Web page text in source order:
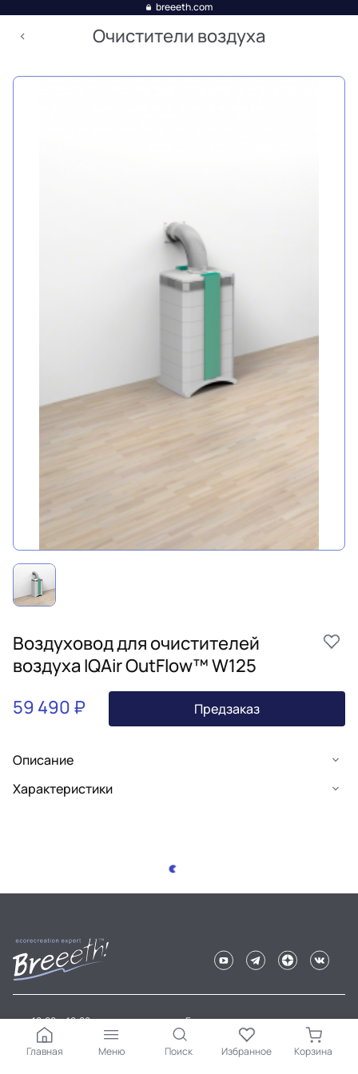
breeeth.com
Очистители воздуха
Воздуховод для очистителей
воздуха IQAir OutFlow™ W125
59 490 ₽
Предзаказ
Описание
Характеристики
10:00 — 19:00
c ПН по ПТ
г. Москва, улица Клинская,
Гарантия на товар
Доставка
Главная Меню Поиск Избранное Корзина